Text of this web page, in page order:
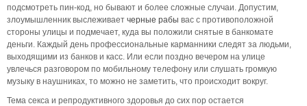
подсмотреть пин-код, но бывают и более сложные случаи. Допустим,
злоумышленник выслеживает черные рабы вас с противоположной
стороны улицы и подмечает, куда вы положили снятые в банкомате
деньги. Каждый день профессиональные карманники следят за людьми,
выходящими из банков и касс. Или если поздно вечером на улице
увлечься разговором по мобильному телефону или слушать громкую
музыку в наушниках, то можно не заметить, что происходит вокруг.
Тема секса и репродуктивного здоровья до сих пор остается